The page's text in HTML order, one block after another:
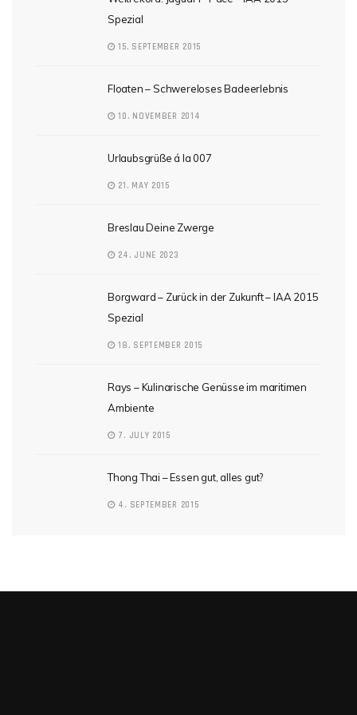
Spezial
15. SEPTEMBER 2015
Floaten – Schwereloses Badeerlebnis
10. NOVEMBER 2014
Urlaubsgrüße á la 007
21. MAY 2015
Breslau Deine Zwerge
24. JUNE 2023
Borgward – Zurück in der Zukunft – IAA 2015
Spezial
18. SEPTEMBER 2015
Rays – Kulinarische Genüsse im maritimen
Ambiente
7. JULY 2015
Thong Thai – Essen gut, alles gut?
4. SEPTEMBER 2015